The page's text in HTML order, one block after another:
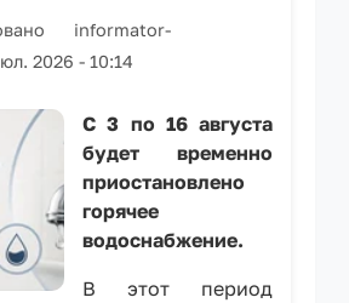
informator-
2026 - 10:14
С 3 по 16 августа
будет временно
приостановлено
горячее
водоснабжение.
В этот период